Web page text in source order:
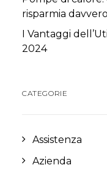
risparmia
I Vantaggi
2024
CATEGORIE
Assistenza
Azienda